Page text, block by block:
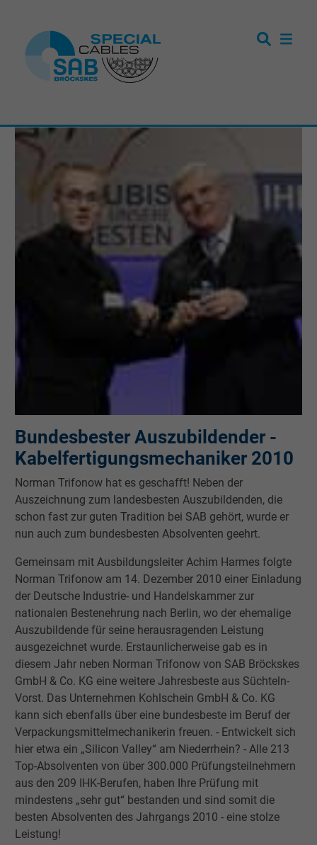
Bundesbester Auszubildender -
Kabelfertigungsmechaniker 2010
Norman Trifonow hat es geschafft! Neben der
Auszeichnung zum landesbesten Auszubildenden, die
schon fast zur guten Tradition bei SAB gehört, wurde er
nun auch zum bundesbesten Absolventen geehrt.
Gemeinsam mit Ausbildungsleiter Achim Harmes folgte
Norman Trifonow am 14. Dezember 2010 einer Einladung
der Deutsche Industrie- und Handelskammer zur
nationalen Bestenehrung nach Berlin, wo der ehemalige
Auszubildende für seine herausragenden Leistung
ausgezeichnet wurde. Erstaunlicherweise gab es in
diesem Jahr neben Norman Trifonow von SAB Bröckskes
GmbH & Co. KG eine weitere Jahresbeste aus Süchteln-
Vorst. Das Unternehmen Kohlschein GmbH & Co. KG
kann sich ebenfalls über eine bundesbeste im Beruf der
Verpackungsmittelmechanikerin freuen. - Entwickelt sich
hier etwa ein „Silicon Valley“ am Niederrhein? - Alle 213
Top-Absolventen von über 300.000 Prüfungsteilnehmern
aus den 209 IHK-Berufen, haben Ihre Prüfung mit
mindestens „sehr gut“ bestanden und sind somit die
besten Absolventen des Jahrgangs 2010 - eine stolze
Leistung!